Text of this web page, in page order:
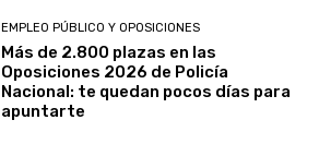
EMPLEO PÚBLICO Y OPOSICIONES
Más de 2.800 plazas en las
Oposiciones 2026 de Policía
Nacional: te quedan pocos días para
apuntarte